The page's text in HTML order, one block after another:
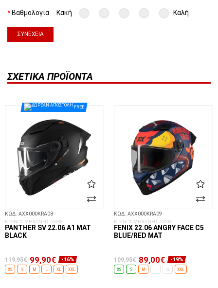
Βαθμολογία Κακή Καλή
ΣΥΝΈΧΕΙΑ
ΣΧΕΤΙΚΆ ΠΡΟΪΌΝΤΑ
FREE
ΚΩΔ. AXX000KRA08
ΚΡΑΝΟΣ ΜΗΧΑΝΗΣ AXXIS
PANTHER SV 22.06 A1 MAT
BLACK
119,95€ 99,90€ -16%
XS S M XL XXL
ΚΩΔ. AXX000KRA09
ΚΡΑΝΟΣ ΜΗΧΑΝΗΣ AXXIS
FENIX 22.06 ANGRY FACE C5
BLUE/RED MAT
109,95€ 89,00€ -19%
XS S M XL XXL